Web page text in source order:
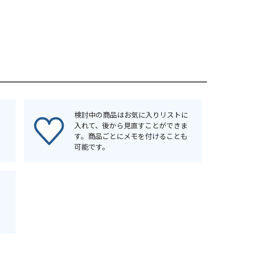
検討中の商品はお気に入りリストに
入れて、後から見直すことができま
す。商品ごとにメモを付けることも
可能です。